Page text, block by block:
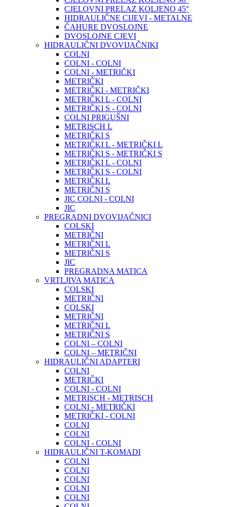
CJELOVNI PRELAZ KOLJENO 45°
HIDRAULIČNE CIJEVI - METALNE
ČAHURE DVOSLOJNE
DVOSLOJNE CJEVI
HIDRAULIČNI DVOVIJAČNIKI
COLNI
COLNI - COLNI
COLNI - METRIČKI
METRIČKI
METRIČKI - METRIČKI
METRIČKI L - COLNI
METRIČKI S - COLNI
COLNI PRIGUŠNI
METRISCH L
METRIČKI S
METRIČKI L - METRIČKI L
METRIČKI S - METRIČKI S
METRIČKI L - COLNI
METRIČKI S - COLNI
METRIČKI L
METRIČNI S
JIC COLNI - COLNI
JIC
PREGRADNI DVOVIJAČNICI
COLSKI
METRIČNI
METRIČNI L
METRIČNI S
JIC
PREGRADNA MATICA
VRTLJIVA MATICA
COLSKI
METRIČNI
COLSKI
METRIČNI
METRIČNI L
METRIČNI S
COLNI – COLNI
COLNI – METRIČNI
HIDRAULIČNI ADAPTERI
COLNI
METRIČKI
COLNI - COLNI
METRISCH - METRISCH
COLNI - METRIČKI
METRIČKI - COLNI
COLNI
COLNI
COLNI - COLNI
HIDRAULIČNI T-KOMADI
COLNI
COLNI
COLNI
COLNI
COLNI